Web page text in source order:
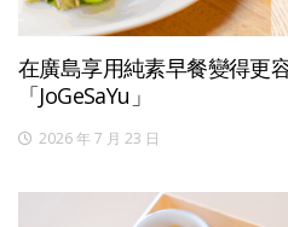
在廣島享用純素早餐變得更
「JoGeSaYu」
2026 年 7 月 23 日